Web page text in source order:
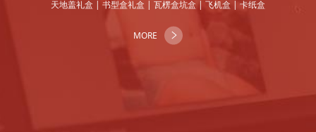
天地盖礼盒 | 书型盒礼盒 | 瓦楞盒坑盒 | 飞机盒 | 卡纸盒
MORE